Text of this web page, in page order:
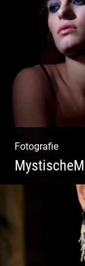
Fotografie
Mystische